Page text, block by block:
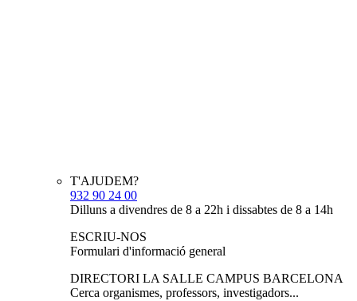
T'AJUDEM?
932 90 24 00
Dilluns a divendres de 8 a 22h i dissabtes de 8 a 14h
ESCRIU-NOS
Formulari d'informació general
DIRECTORI LA SALLE CAMPUS BARCELONA
Cerca organismes, professors, investigadors...